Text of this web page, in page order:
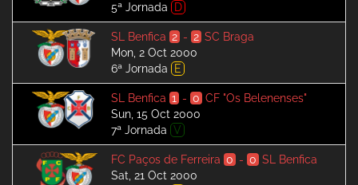
5ª Jornada
D
SL Benfica 2 - 2 SC Braga
Mon, 2 Oct 2000
6ª Jornada
E
SL Benfica 1 - 0 CF "Os Belenenses"
Sun, 15 Oct 2000
7ª Jornada V
FC Paços de Ferreira 0 - 0 SL Benfica
Sat, 21 Oct 2000